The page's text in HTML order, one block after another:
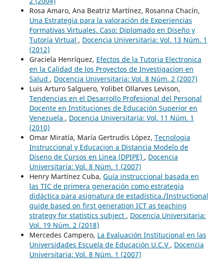
Rosa Amaro, Ana Beatriz Martínez, Rosanna Chacín,
Una Estrategia para la valoración de Experiencias
Formativas Virtuales. Caso: Diplomado en Diseño y
Tutoría Virtual , Docencia Universitaria: Vol. 13 Núm. 1
(2012)
Graciela Henríquez, Efectos de la Tutoria Electronica
en la Calidad de los Proyectos de Investigacion en
Salud , Docencia Universitaria: Vol. 8 Núm. 2 (2007)
Luis Arturo Salguero, Yolibet Ollarves Levison,
Tendencias en el Desarrollo Profesional del Personal
Docente en Instituciones de Educación Superior en
Venezuela , Docencia Universitaria: Vol. 11 Núm. 1
(2010)
Omar Miratía, María Gertrudis López, Tecnologia
Instruccional y Educacion a Distancia Modelo de
Diseno de Cursos en Linea (DPIPE) , Docencia
Universitaria: Vol. 8 Núm. 1 (2007)
Henry Martínez Cuba, Guía instruccional basada en
las TIC de primera generación como estrategia
didáctica para asignatura de estadística./Instructional
guide based on first generation ICT as teaching
strategy for statistics subject , Docencia Universitaria:
Vol. 19 Núm. 2 (2018)
Mercedes Campero, La Evaluación Institucional en las
Universidades Escuela de Educación U.C.V , Docencia
Universitaria: Vol. 8 Núm. 1 (2007)